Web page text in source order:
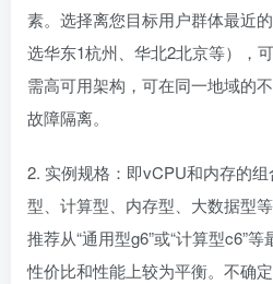
素。选择离您目标用户群体最近
选华东1杭州、华北2北京等），
需高可用架构，可在同一地域的
故障隔离。
2. 实例规格：即vCPU和内存的
型、计算型、内存型、大数据型
推荐从“通用型g6”或“计算型c6”
性价比和性能上较为平衡。不确